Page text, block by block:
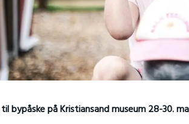
bypåske på Kristiansand museum 28-30.